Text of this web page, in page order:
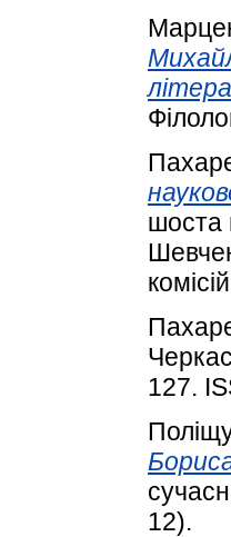
шоста
127.
12).